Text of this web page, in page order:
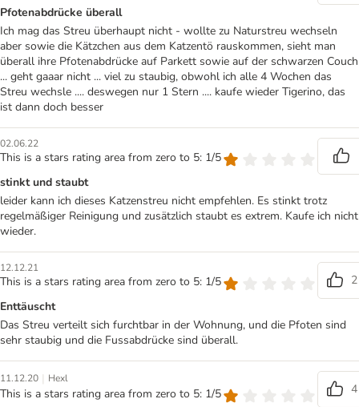
Pfotenabdrücke überall
Ich mag das Streu überhaupt nicht - wollte zu Naturstreu wechseln
aber sowie die Kätzchen aus dem Katzentö rauskommen, sieht man
überall ihre Pfotenabdrücke auf Parkett sowie auf der schwarzen Couch
... geht gaaar nicht ... viel zu staubig, obwohl ich alle 4 Wochen das
Streu wechsle .... deswegen nur 1 Stern .... kaufe wieder Tigerino, das
ist dann doch besser
02.06.22
This is a stars rating area from zero to 5: 1/5
stinkt und staubt
leider kann ich dieses Katzenstreu nicht empfehlen. Es stinkt trotz
regelmäßiger Reinigung und zusätzlich staubt es extrem. Kaufe ich nicht
wieder.
12.12.21
This is a stars rating area from zero to 5: 1/5
2
Enttäuscht
Das Streu verteilt sich furchtbar in der Wohnung, und die Pfoten sind
sehr staubig und die Fussabdrücke sind überall.
11.12.20 | Hexl
This is a stars rating area from zero to 5: 1/5
4